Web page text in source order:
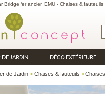
Bridge fer ancien EMU - Chaises & fauteuils
DE JARDIN DÉCO EXTÉRIEURE
de Jardin > Chaises & fauteuils >